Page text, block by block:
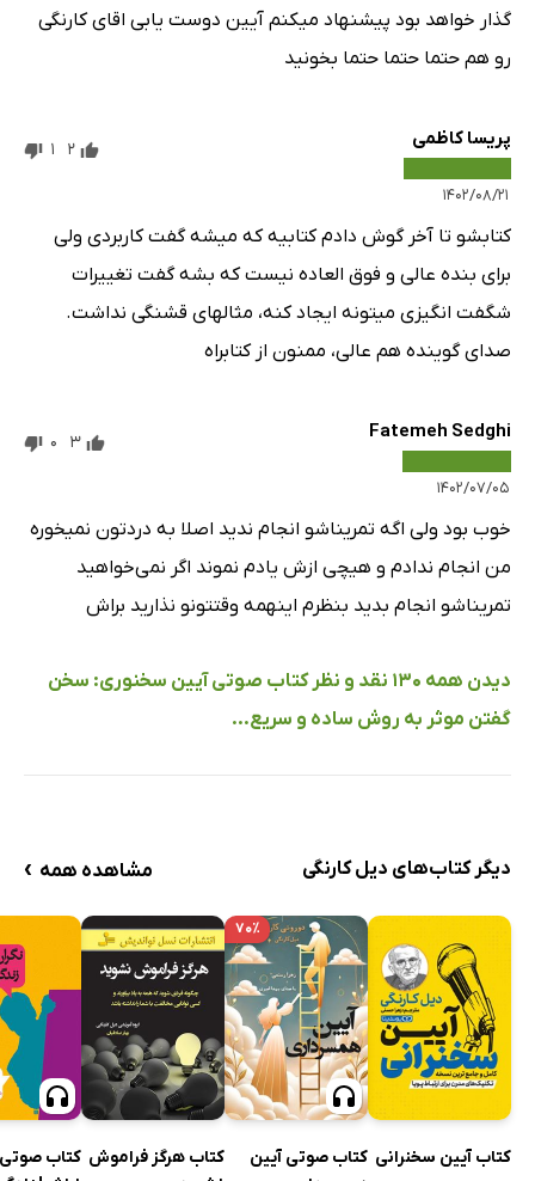
گذار خواهد بود پیشنهاد میکنم آیین دوست یابی اقای کارنگی
رو هم حتما حتما حتما بخونید
پریسا کاظمی
۱۴۰۲/۰۸/۲۱
2
1
کتابشو تا آخر گوش دادم کتابیه که میشه گفت کاربردی ولی
برای بنده عالی و فوق العاده نیست که بشه گفت تغییرات
شگفت انگیزی میتونه ایجاد کنه، مثالهای قشنگی نداشت.
صدای گوینده هم عالی، ممنون از کتابراه
Fatemeh Sedghi
۱۴۰۲/۰۷/۰۵
3
0
خوب بود ولی اگه تمریناشو انجام ندید اصلا به دردتون نمیخوره
من انجام ندادم و هیچی ازش یادم نموند اگر نمی‌خواهید
تمریناشو انجام بدید بنظرم اینهمه وقتتونو نذارید براش
دیدن همه 130 نقد و نظر کتاب صوتی آیین سخنوری: سخن
گفتن موثر به روش ساده و سریع...
دیگر کتاب‌های دیل کارنگی مشاهده همه ›
کتاب آیین سخنرانی
۷۰٪
کتاب صوتی آیین
کتاب هرگز فراموش کتاب صوتی